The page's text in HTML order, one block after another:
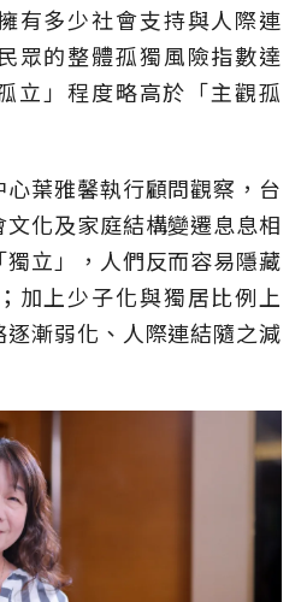
有多少社會支持與人際連
眾的整體孤獨風險指數達
立」程度略高於「主觀孤
葉雅馨執行顧問觀察，台
化及家庭結構變遷息息相
立」，人們反而容易隱藏
加上少子化與獨居比例上
漸弱化、人際連結隨之減